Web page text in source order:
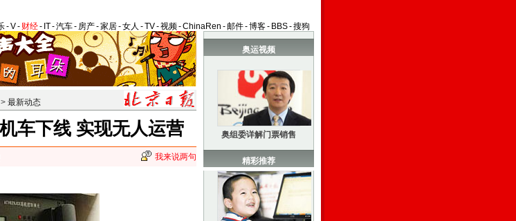
-V- 财经- IT-汽车- 房产-家居-女人 -TV-视频-ChinaRen -邮件-博客- BBS-搜狗
> 最新动态
车下线 实现无人运营
我来说两句
奥运视频
奥组委详解门票销售
精彩推荐